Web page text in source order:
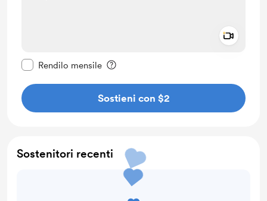
Rendilo mensile
Sostieni con $2
Sostenitori recenti